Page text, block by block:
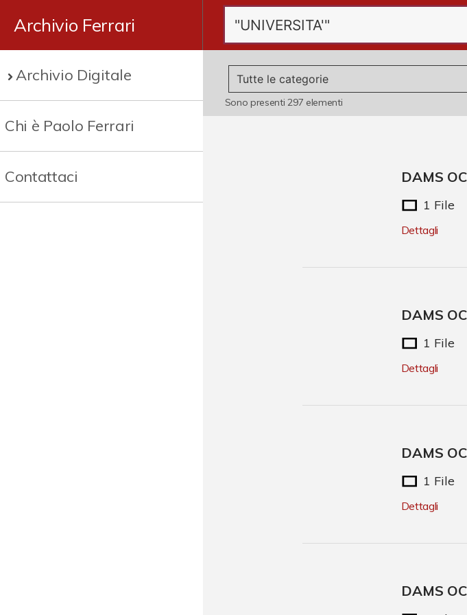
Archivio Ferrari
Archivio Digitale
Chi è Paolo Ferrari
Contattaci
Sono presenti297 elementi
DAMS
1 File
Dettagli
DAMS
1 File
Dettagli
DAMS
1 File
Dettagli
DAMS